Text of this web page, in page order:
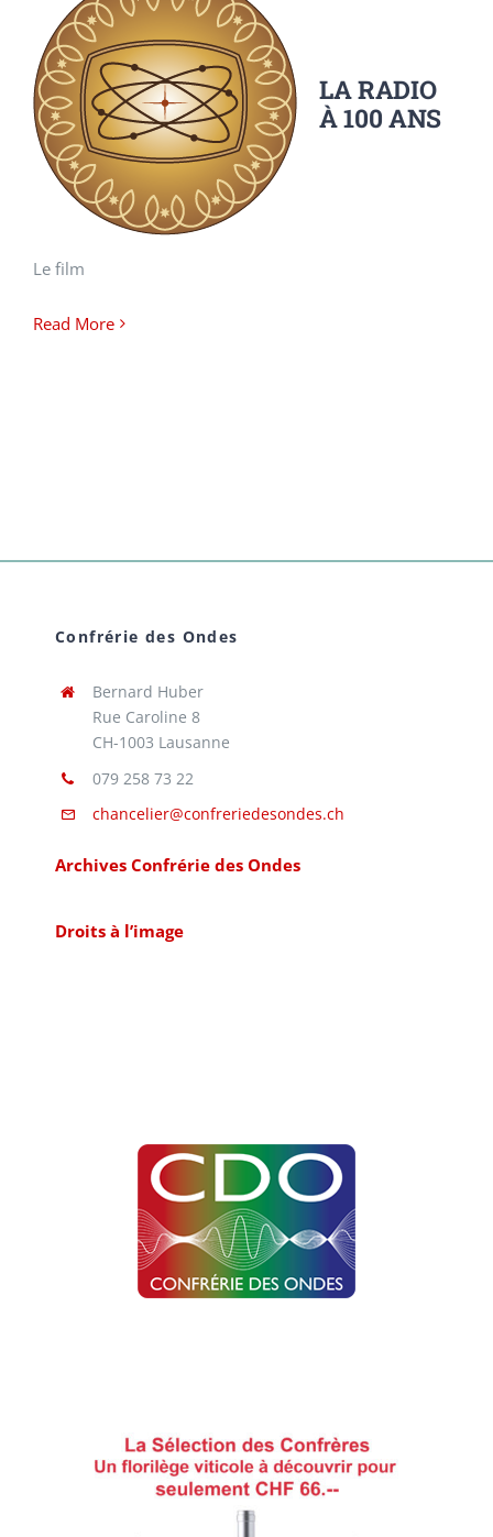
LA RADIO
À 100 ANS
Le film
Read More
Confrérie des Ondes
Bernard Huber
Rue Caroline 8
CH-1003 Lausanne
079 258 73 22
chancelier@confreriedesondes.ch
Archives Confrérie des Ondes
Droits à l’image